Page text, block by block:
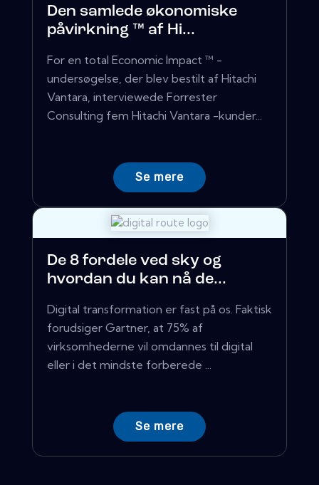
Den samlede økonomiske
påvirkning ™ af Hi...
For en total Economic Impact ™ -
undersøgelse, der blev bestilt af Hitachi
Vantara, interviewede Forrester
Consulting fem Hitachi Vantara -kunder...
Se mere
De 8 fordele ved sky og
hvordan du kan nå de...
Digital transformation er fast på os. Faktisk
forudsiger Gartner, at 75% af
virksomhederne vil omdannes til digital
eller i det mindste forberede ...
Se mere